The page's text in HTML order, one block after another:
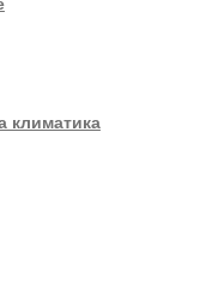
климатика